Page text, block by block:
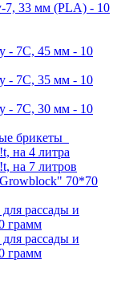
7, 33 мм (PLA) - 10
- 7C, 45 мм - 10
- 7C, 35 мм - 10
- 7C, 30 мм - 10
брикеты
на 4 литра
на 7 литров
70*70
рассады и
грамм
рассады и
грамм